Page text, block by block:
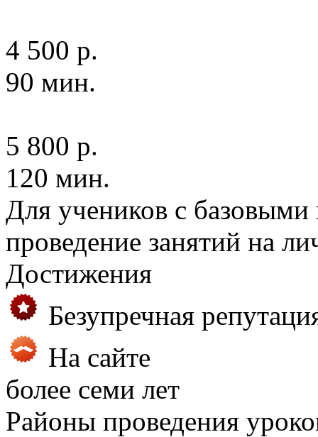
4 500 р.
90 мин.
5 800 р.
120 мин.
Для учеников с
проведение занятий на
Достижения
Безупречная
На сайте
более семи лет
Районы проведения